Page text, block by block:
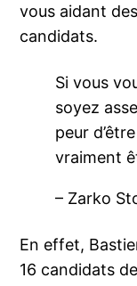
vous aidant
candidats.
Si vous
soyez
peur
vraiment
– Zarko
En effet,
16 candidats